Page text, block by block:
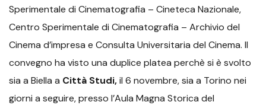
Sperimentale di Cinematografia – Cineteca Nazionale,
Centro Sperimentale di Cinematografia – Archivio del
Cinema d’impresa e Consulta Universitaria del Cinema. Il
convegno ha visto una duplice platea perchè si è svolto
sia a Biella a Città Studi,il 6 novembre, sia a Torino nei
giorni a seguire, presso l’Aula Magna Storica del